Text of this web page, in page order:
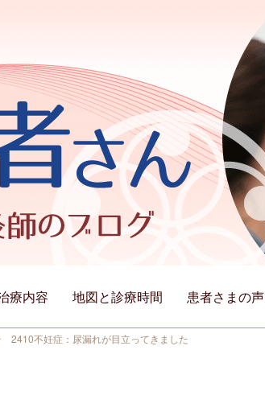
療内容 地図と診療時間 患者さまの声
2410不妊症：尿漏れが目立ってきました